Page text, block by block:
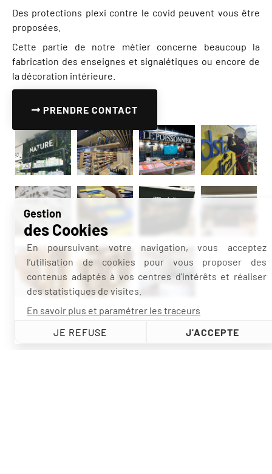
Des protections plexi contre le covid peuvent vous être
proposées.
Cette partie de notre métier concerne beaucoup la
fabrication des enseignes et signalétiques ou encore de
la décoration intérieure.
PRENDRE CONTACT
Gestion
des Cookies
En poursuivant votre navigation, vous acceptez
l’utilisation de cookies pour vous proposer des
contenus adaptés à vos centres d'intérêts et réaliser
des statistiques de visites.
En savoir plus et paramétrer les traceurs
JE REFUSE
J'ACCEPTE